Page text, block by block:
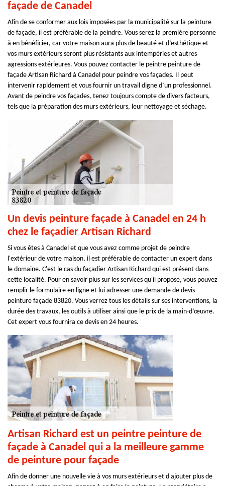
façade de Canadel
Afin de se conformer aux lois imposées par la municipalité sur la peinture
de façade, il est préférable de la peindre. Vous serez la première personne
à en bénéficier, car votre maison aura plus de beauté et d’esthétique et
vos murs extérieurs seront plus résistants aux intempéries et autres
agressions extérieures. Vous pouvez contacter le peintre peinture de
façade Artisan Richard à Canadel pour peindre vos façades. Il peut
intervenir rapidement et vous fournir un travail digne d’un professionnel.
Avant de peindre vos façades, tenez toujours compte de divers facteurs,
tels que la préparation des murs extérieurs, leur nettoyage et séchage.
Un devis peinture façade à Canadel en 24 h
chez le façadier Artisan Richard
Si vous êtes à Canadel et que vous avez comme projet de peindre
l'extérieur de votre maison, il est préférable de contacter un expert dans
le domaine. C'est le cas du façadier Artisan Richard qui est présent dans
cette localité. Pour en savoir plus sur les services qu'il propose, vous pouvez
remplir le formulaire en ligne et lui adresser une demande de devis
peinture façade 83820. Vous verrez tous les détails sur ses interventions, la
durée des travaux, les outils à utiliser ainsi que le prix de la main-d’œuvre.
Cet expert vous fournira ce devis en 24 heures.
Artisan Richard est un peintre peinture de
façade à Canadel qui a la meilleure gamme
de peinture pour façade
Afin de donner une nouvelle vie à vos murs extérieurs et d'ajouter plus de